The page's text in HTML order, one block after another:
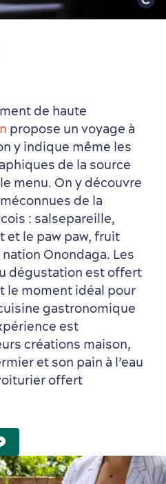
de haute
propose un voyage à
y indique même les
de la source
menu. On y découvre
de la
: salsepareille,
et le paw paw, fruit
Onondaga. Les
dégustation est offert
le moment idéal pour
gastronomique
est
créations maison,
et son pain à l’eau
offert